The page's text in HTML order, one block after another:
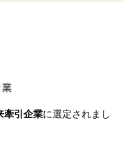
牽引企業に選定されまし